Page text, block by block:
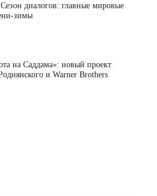
Сезон диалогов: главные мировые
зимы
на Саддама»: новый проект
и Warner Brothers